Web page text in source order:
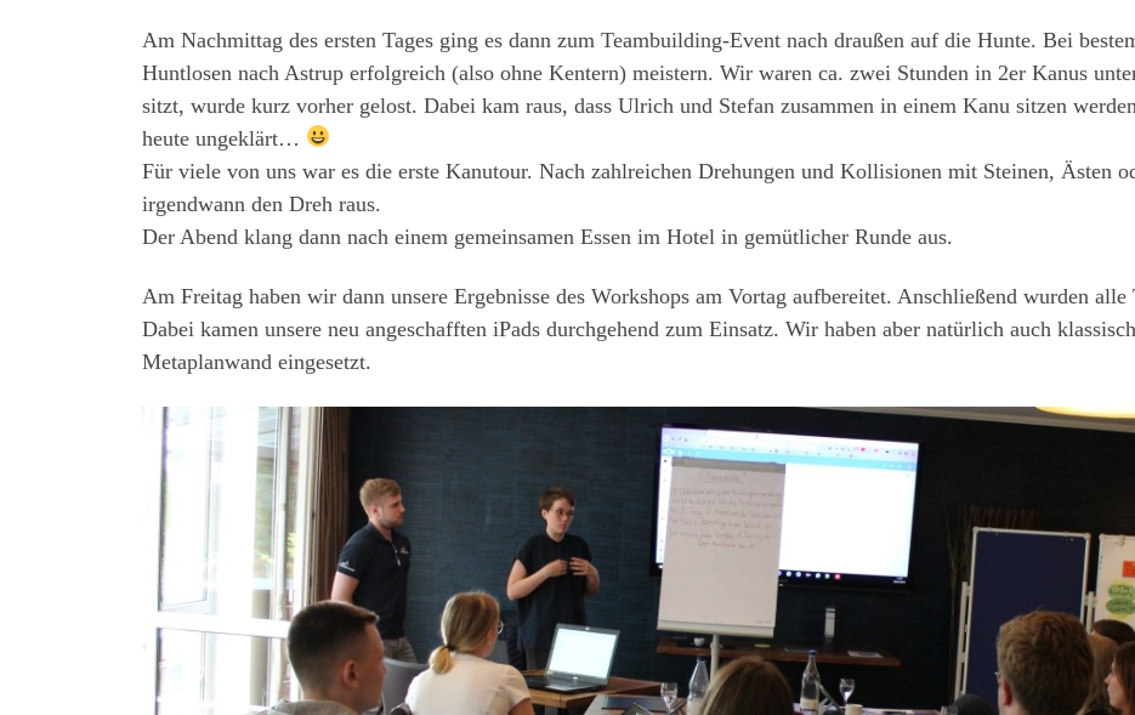
Am Nachmittag des ersten Tages ging es dann zum Teambuilding-Event nach draußen auf die Hunte. Bei
Huntlosen nach Astrup erfolgreich (also ohne Kentern) meistern. Wir waren ca. zwei Stunden in 2er Kanus
sitzt, wurde kurz vorher gelost. Dabei kam raus, dass Ulrich und Stefan zusammen in einem Kanu sitzen
heute ungeklärt…
Für viele von uns war es die erste Kanutour. Nach zahlreichen Drehungen und Kollisionen mit Steinen, Ästen
irgendwann den Dreh raus.
Der Abend klang dann nach einem gemeinsamen Essen im Hotel in gemütlicher Runde aus.
Am Freitag haben wir dann unsere Ergebnisse des Workshops am Vortag aufbereitet. Anschließend wurden
Dabei kamen unsere neu angeschafften iPads durchgehend zum Einsatz. Wir haben aber natürlich auch
Metaplanwand eingesetzt.